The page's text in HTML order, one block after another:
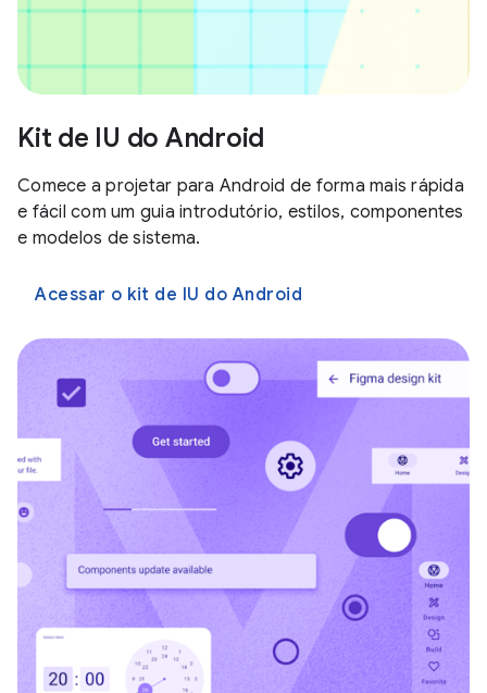
Kit de IU do Android
Comece a projetar para Android de forma mais rápida
e fácil com um guia introdutório, estilos, componentes
e modelos de sistema.
Acessar o kit de IU do Android